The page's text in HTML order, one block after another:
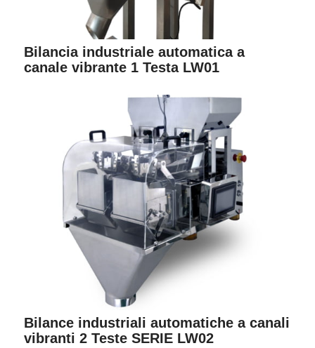
Bilancia industriale automatica a
canale vibrante 1 Testa LW01
Bilance industriali automatiche a canali
vibranti 2 Teste SERIE LW02